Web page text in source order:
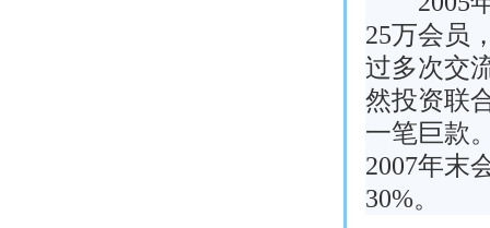
25万会员
过多次交
然投资联
一笔巨款
2007年末
30%。